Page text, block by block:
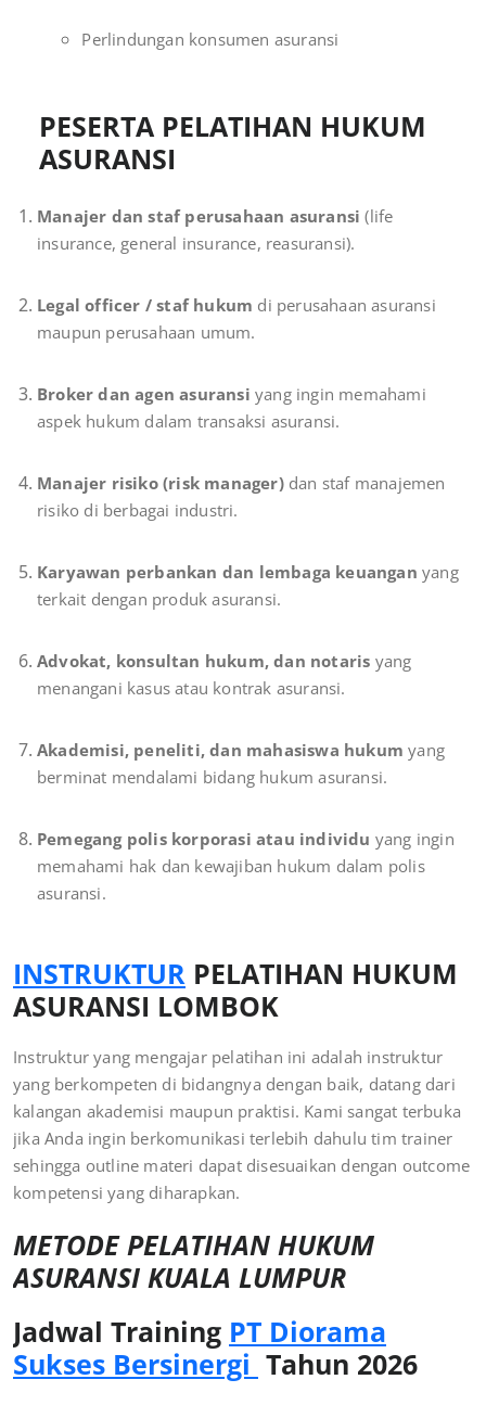
Perlindungan konsumen asuransi
PESERTA PELATIHAN HUKUM
ASURANSI
Manajer dan staf perusahaan asuransi (life
insurance, general insurance, reasuransi).
Legal officer / staf hukum di perusahaan asuransi
maupun perusahaan umum.
Broker dan agen asuransi yang ingin memahami
aspek hukum dalam transaksi asuransi.
Manajer risiko (risk manager)dan staf manajemen
risiko di berbagai industri.
Karyawan perbankan dan lembaga keuangan yang
terkait dengan produk asuransi.
Advokat, konsultan hukum, dan notaris yang
menangani kasus atau kontrak asuransi.
Akademisi, peneliti, dan mahasiswa hukum yang
berminat mendalami bidang hukum asuransi.
Pemegang polis korporasi atau individu yang ingin
memahami hak dan kewajiban hukum dalam polis
asuransi.
INSTRUKTUR PELATIHAN HUKUM
ASURANSI LOMBOK
Instruktur yang mengajar pelatihan ini adalah instruktur
yang berkompeten di bidangnya dengan baik, datang dari
kalangan akademisi maupun praktisi. Kami sangat terbuka
jika Anda ingin berkomunikasi terlebih dahulu tim trainer
sehingga outline materi dapat disesuaikan dengan outcome
kompetensi yang diharapkan.
METODEPELATIHAN HUKUM
ASURANSI KUALA LUMPUR
Jadwal Training PT Diorama
Sukses Bersinergi Tahun 2026